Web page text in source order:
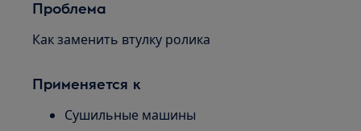
Проблема
Как заменить втулку ролика
Применяется к
Сушильные машины